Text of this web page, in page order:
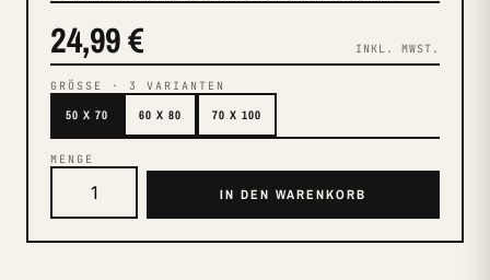
24,99 € INKL. MWST.
GRÖSSE · 3 VARIANTEN
50 X 70 60 X 80 70 X 100
MENGE
IN DEN WARENKORB